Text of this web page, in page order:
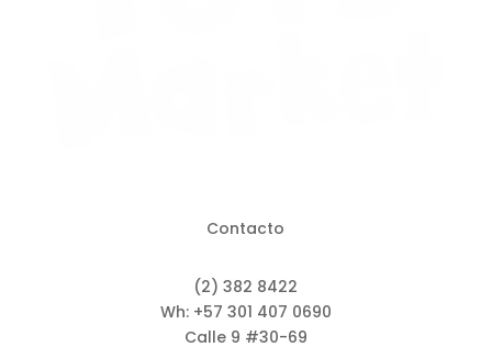
Contacto
(2) 382 8422
Wh: +57 301 407 0690
Calle 9 #30-69